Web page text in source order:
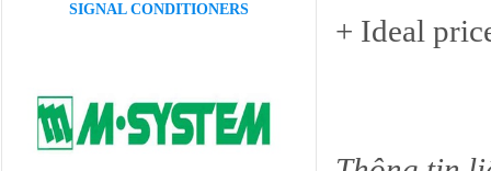
SIGNAL CONDITIONERS
+ Ideal